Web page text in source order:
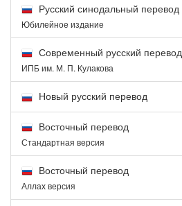
Русский синодальный перевод
Юбилейное издание
Современный русский перевод
ИПБ им. М. П. Кулакова
Новый русский перевод
Восточный перевод
Стандартная версия
Восточный перевод
Аллах версия